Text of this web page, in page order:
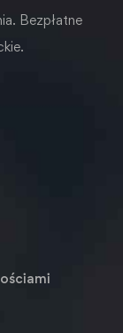
Bezpłatne